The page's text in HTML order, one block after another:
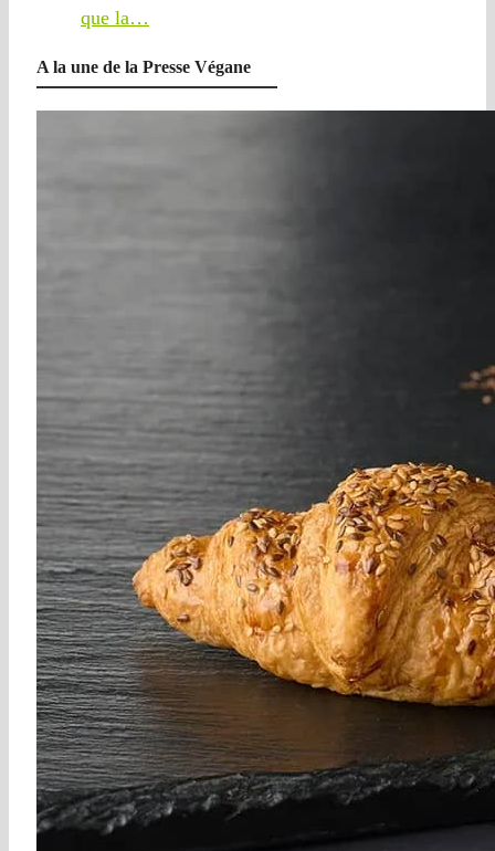
que la…
A la une de la Presse Végane